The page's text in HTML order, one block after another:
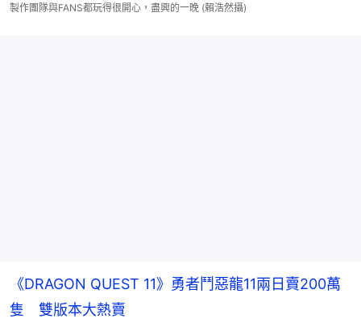
製作團隊與FANS都玩得很開心，盡興的一晚 (賴浩然攝)
《DRAGON QUEST 11》勇者鬥惡龍11兩日賣200萬
隻　雙版本大熱賣